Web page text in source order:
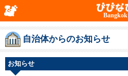
Bangkok
自治体からのお知らせ
お知らせ